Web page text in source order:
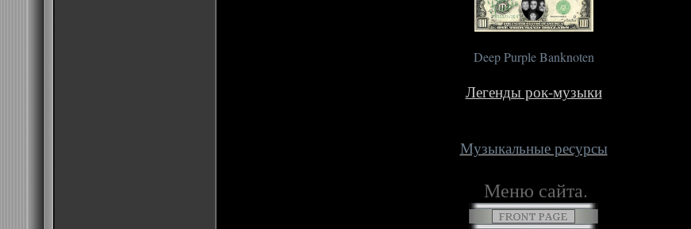
Deep Purple Banknoten
Легенды рок-музыки
Музыкальные ресурсы
Меню сайта.